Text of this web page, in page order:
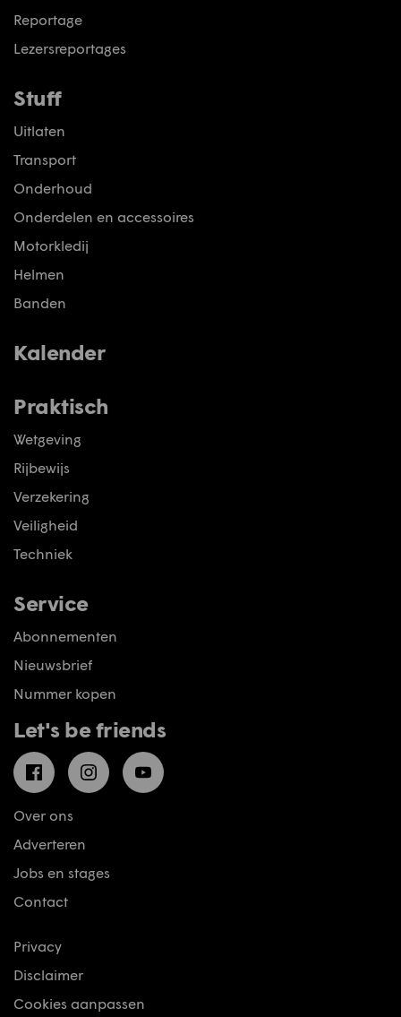
Reportage
Lezersreportages
Stuff
Uitlaten
Transport
Onderhoud
Onderdelen en accessoires
Motorkledij
Helmen
Banden
Kalender
Praktisch
Wetgeving
Rijbewijs
Verzekering
Veiligheid
Techniek
Service
Abonnementen
Nieuwsbrief
Nummer kopen
Let's be friends
FacebookInstagramYouTube
Over ons
Adverteren
Jobs en stages
Contact
Privacy
Disclaimer
Cookies aanpassen